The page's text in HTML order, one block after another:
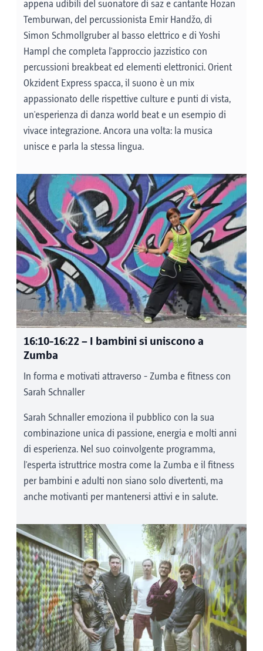
suggestiva. La co-direttrice del teatro
musicale Katharina Duda modererà
l'esibizione.
Visite guidate e photo box Castello di
Ambras (stazione di Schönruh) - VEDERE
druScoprite l'impressionante storia e
architettura del Castello di Ambras durante
di armatura ed elmi. Dopo, immortalate il
momento nel box fotografico e portate a
casa un divertente souvenir.
Visite guidate: 14:00 | 14:30 | 15:30 | 16:30
(durata: 30 minuti)
Scatola fotografica: 14:00-17:00
Yoga e percorso a piedi nudi
(stazione
Tantegert) - FÜHLEN
potranno trovare pace e relax. Il percorso a
piedi nudi e le scatole tattili offrono
l'opportunità di vivere la natura in un modo
completamente nuovo, sentendola
attentamente con i piedi e con le mani.
Yoga: 14:40 | 15:40 | 16:40 | 17:40 (durata:
40 minuti)
19:00
Mercato e spettacoli
(stazione Igls) - GUSTO
E ODORE
14:45-18:30
Il programma della stazione di Igls si completa
con prelibatezze, spettacoli musicali e una
mostra d'arte. Nel frattempo, potrete ottenere
appena udibili del suonatore di saz e cantante Hozan
Temburwan, del percussionista Emir Handžo, di
Simon Schmollgruber al basso elettrico e di Yoshi
Hampl che completa l'approccio jazzistico con
percussioni breakbeat ed elementi elettronici. Orient
Okzident Express spacca, il suono è un mix
appassionato delle rispettive culture e punti di vista,
un'esperienza di danza world beat e un esempio di
vivace integrazione. Ancora una volta: la musica
unisce e parla la stessa lingua.
16:10-16:22– I bambini si uniscono a
Zumba
In forma e motivati attraverso - Zumba e fitness con
Sarah Schnaller
Sarah Schnaller emoziona il pubblico con la sua
combinazione unica di passione, energia e molti anni
di esperienza. Nel suo coinvolgente programma,
l'esperta istruttrice mostra come la Zumba e il fitness
per bambini e adulti non siano solo divertenti, ma
anche motivanti per mantenersi attivi e in salute.